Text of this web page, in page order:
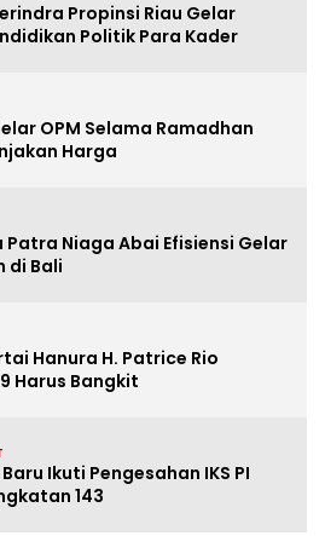
Propinsi Riau Gelar
Politik Para Kader
OPM Selama Ramadhan
Harga
Patra Niaga Abai Efisiensi Gelar
di Bali
Hanura H. Patrice Rio
Harus Bangkit
Ikuti Pengesahan IKS PI
143